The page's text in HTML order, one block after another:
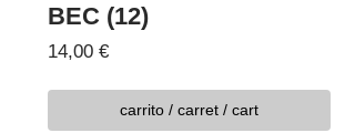
BEC (12)
14,00 €Precio
carrito / carret / cart